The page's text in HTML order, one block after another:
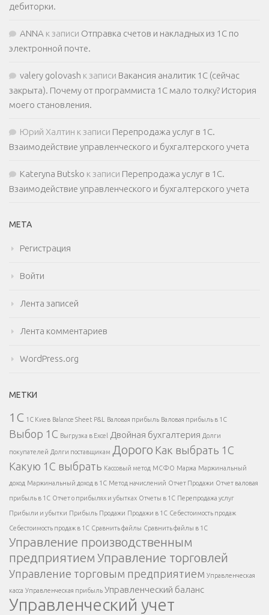
дебиторки.
ANNA к записи Отправка счетов и накладных из 1С по
электронной почте.
valery golovash к записи Вакансия аналитик 1С (сейчас
закрыта). Почему от программиста 1С мало толку? История
моего становления.
Юрий Халтин к записи Перепродажа услуг в 1С.
Взаимодействие управленческого и бухгалтерского учета
Kateryna Butsko к записи Перепродажа услуг в 1С.
Взаимодействие управленческого и бухгалтерского учета
МЕТА
Регистрация
Войти
Лента записей
Лента комментариев
WordPress.org
МЕТКИ
1С 1С Киев Balance Sheet P&L Валовая прибыль Валовая прибыль в 1С
Выбор 1С Выгрузка в Excel Двойная бухгалтерия Долги
покупателей Долги поставщикам Дорого Как выбрать 1С
Какую 1С выбрать Кассовый метод МСФО Маржа Маржинальный
доход Маржинальный доход в 1С Метод начислений Отчет Продажи Отчет валовая
прибыль в 1С Отчет о прибылях и убытках Отчеты в 1С Перепродажа услуг
Прибыли и убытки Прибыль Продажи Продажи в 1С Себестоимость продаж
Себестоимость продаж в 1С Сравнить файлы Сравнить файлы в 1С
Управление производственным
предприятием Управление торговлей
Управление торговым предприятием Управленческая
касса Управленческая прибыль Управленческий баланс
Управленческий учет